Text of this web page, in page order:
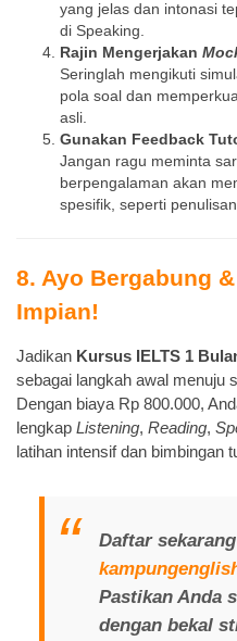
yang jelas dan intonasi
di Speaking.
Rajin Mengerjakan
Seringlah mengikuti
pola soal dan
asli.
Gunakan Feedback
Jangan ragu meminta
berpengalaman akan
spesifik, seperti
8. Ayo Bergabung
Impian!
Jadikan Kursus IELTS 1
sebagai langkah awal menuju
Dengan biaya Rp 800.000,
lengkap Listening, Reading,
latihan intensif dan bimbingan
Daftar
Pastikan Anda
dengan bekal